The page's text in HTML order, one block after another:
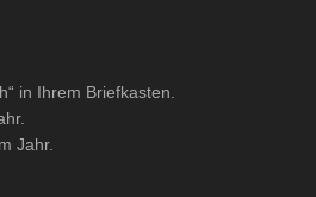
in Ihrem Briefkasten.
Jahr.